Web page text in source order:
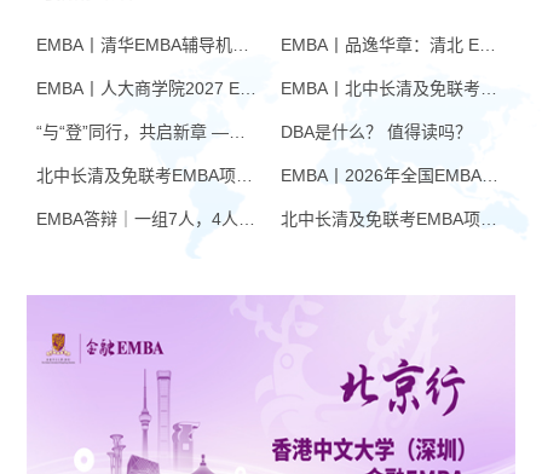
EMBA丨品逸华章：清北 EMBA 辅导的学院派实力全景
EMBA丨北中长清及免联考EMBA项目申请时间汇总（7月篇）
DBA是什么？ 值得读吗？
EMBA丨2026年全国EMBA学费汇总
北中长清及免联考EMBA项目申请时间汇总（6月篇）